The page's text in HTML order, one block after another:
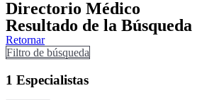
Directorio Médico
Resultado de la Búsqueda
Retornar
Filtro de búsqueda
1 Especialistas